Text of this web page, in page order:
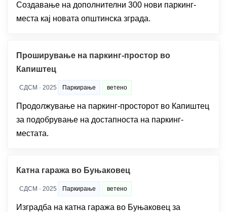
Создавање на дополнителни 300 нови паркинг-
места кај новата општинска зграда.
Проширување на паркинг-простор во
Капиштец
СДСМ · 2025 Паркирање ветено
Продолжување на паркинг-просторот во Капиштец
за подобрување на достапноста на паркинг-
местата.
Катна гаража во Буњаковец
СДСМ · 2025 Паркирање ветено
Изградба на катна гаража во Буњаковец за